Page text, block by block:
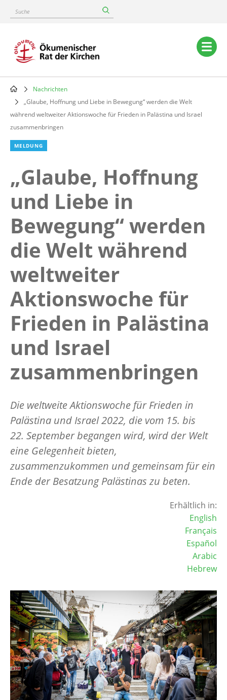
content
Suche
Main
navigation
Breadcrumb
Nachrichten
„Glaube, Hoffnung und Liebe in Bewegung“ werden die Welt
während weltweiter Aktionswoche für Frieden in Palästina und Israel
zusammenbringen
MELDUNG
„Glaube, Hoffnung
und Liebe in
Bewegung“ werden
die Welt während
weltweiter
Aktionswoche für
Frieden in Palästina
und Israel
zusammenbringen
Die weltweite Aktionswoche für Frieden in
Palästina und Israel 2022, die vom 15. bis
22. September begangen wird, wird der Welt
eine Gelegenheit bieten,
zusammenzukommen und gemeinsam für ein
Ende der Besatzung Palästinas zu beten.
Erhältlich in:
English
Français
Español
Arabic
Hebrew
Image